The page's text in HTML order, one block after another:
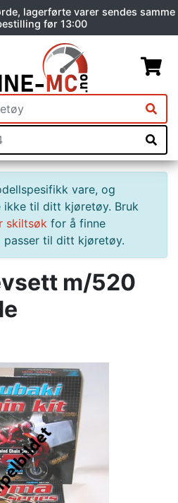
lagerførte varer sendes samme
før 13:00
vare, og
ikke til ditt kjøretøy. Bruk
skiltsøk for å finne
passer til ditt kjøretøy.
m/520